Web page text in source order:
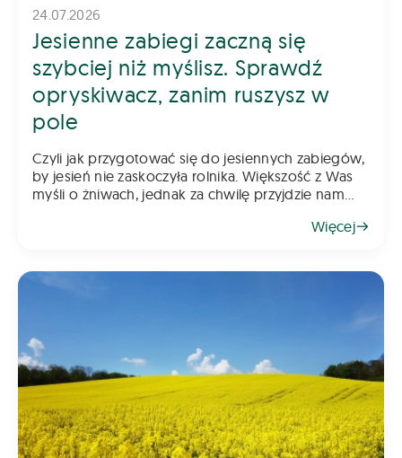
24.07.2026
Jesienne zabiegi zaczną się
szybciej niż myślisz. Sprawdź
opryskiwacz, zanim ruszysz w
pole
Czyli jak przygotować się do jesiennych zabiegów,
by jesień nie zaskoczyła rolnika. Większość z Was
myśli o żniwach, jednak za chwilę przyjdzie nam
rzepak wymaga już wczesnej ochrony, a w kole
Więcej